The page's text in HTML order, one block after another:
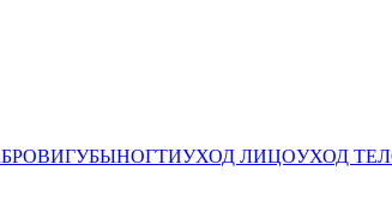
БРОВИГУБЫНОГТИУХОД ЛИЦОУХОД